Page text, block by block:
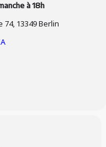
à 18h
13349 Berlin